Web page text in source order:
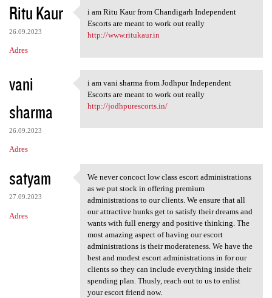
Ritu Kaur
26.09.2023
Adres
i am Ritu Kaur from
i am Ritu Kaur from Chandigarh Independent
Escorts are meant to work out really
http://www.ritukaur.in
vani
sharma
26.09.2023
Adres
i am vani sharma from Jodhpur
i am vani sharma from Jodhpur Independent
Escorts are meant to work out really
http://jodhpurescorts.in/
satyam
27.09.2023
Adres
We never concoct low class
We never concoct low class escort administrations
as we put stock in offering premium
administrations to our clients. We ensure that all
our attractive hunks get to satisfy their dreams and
wants with full energy and positive thinking. The
most amazing aspect of having our escort
administrations is their moderateness. We have the
best and modest escort administrations in for our
clients so they can include everything inside their
spending plan. Thusly, reach out to us to enlist
your escort friend now.